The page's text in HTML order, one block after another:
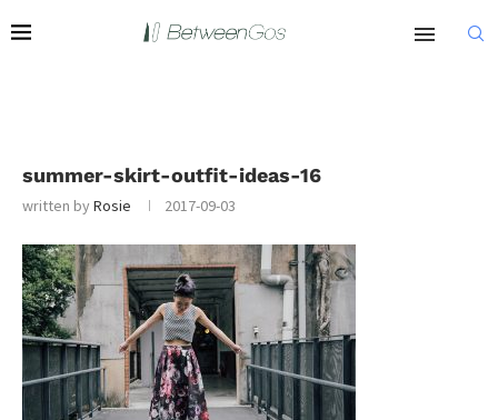
summer-skirt-outfit-ideas-16
written byRosie 2017-09-03